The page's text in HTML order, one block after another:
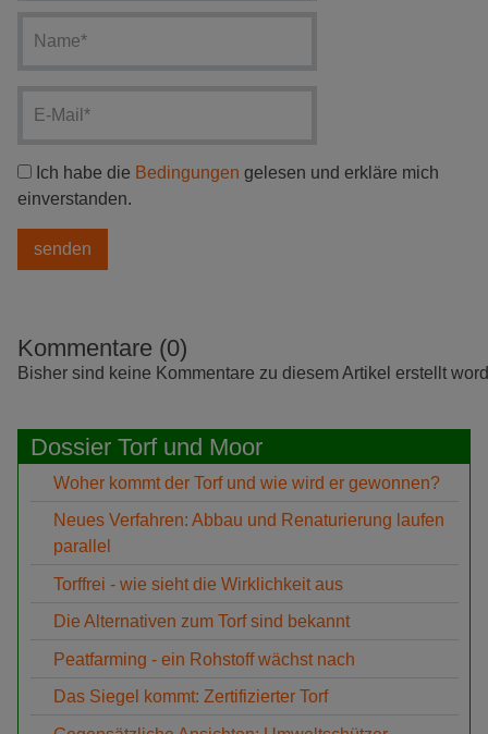
Ich habe die Bedingungen gelesen und erkläre mich
einverstanden.
Kommentare (0)
Bisher sind keine Kommentare zu diesem Artikel erstellt
Dossier Torf und Moor
Woher kommt der Torf und wie wird er gewonnen?
Neues Verfahren: Abbau und Renaturierung laufen
parallel
Torffrei - wie sieht die Wirklichkeit aus
Die Alternativen zum Torf sind bekannt
Peatfarming - ein Rohstoff wächst nach
Das Siegel kommt: Zertifizierter Torf